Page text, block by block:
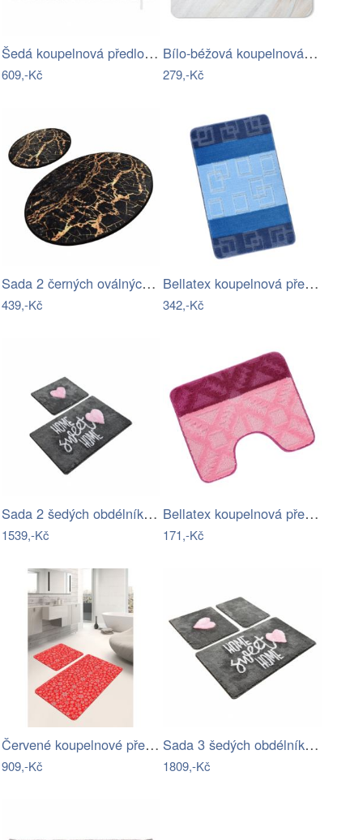
Šedá koupelnová předložka 50x80 cm Abai…
609,-Kč
Bílo-béžová koupelnová předložka z…
279,-Kč
Sada 2 černých oválných koupelnových…
439,-Kč
Bellatex koupelnová předložka BANY…
342,-Kč
Sada 2 šedých obdélníkových…
1539,-Kč
Bellatex koupelnová předložka BANY…
171,-Kč
Červené koupelnové předložky v sadě 2…
909,-Kč
Sada 3 šedých obdélníkových…
1809,-Kč